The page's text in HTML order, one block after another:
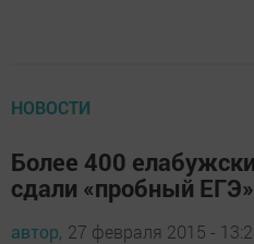
НОВОСТИ
Более 400
сдали «пробный
автор, 27 февраля 2015 -